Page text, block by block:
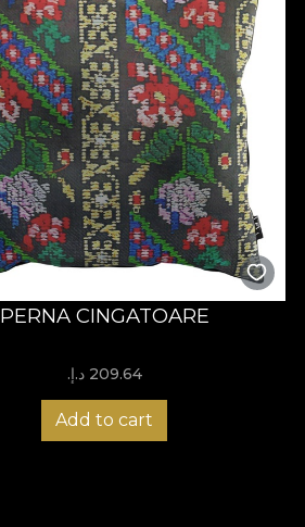
PERNA CINGATOARE
209.64 د.إ.‏
Add to cart